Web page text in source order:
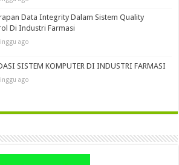
Data Integrity Dalam Sistem Quality
Di Industri Farmasi
ago
SISTEM KOMPUTER DI INDUSTRI FARMASI
ago